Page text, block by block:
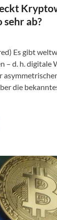
sehr ab?
Es gibt
– d. h. digitale
die